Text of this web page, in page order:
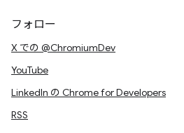
フォロー
X での @ChromiumDev
YouTube
LinkedIn の Chrome for Developers
RSS